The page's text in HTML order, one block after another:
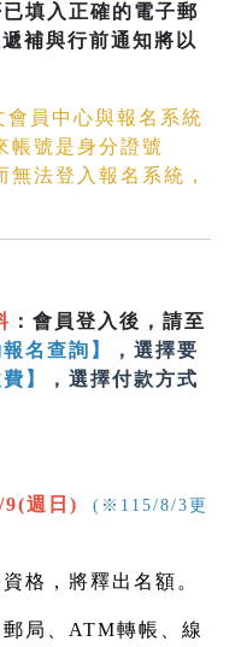
填入正確的電子郵
遞補與行前通知將以
員中心與報名系統
帳號是身分證號
法登入報名系統，
：會員登入後，請至
報名查詢】
，選擇要
】
，選擇付款方式
週日)
(※115/8/3更
格，將釋出名額。
局、 ATM轉帳、線